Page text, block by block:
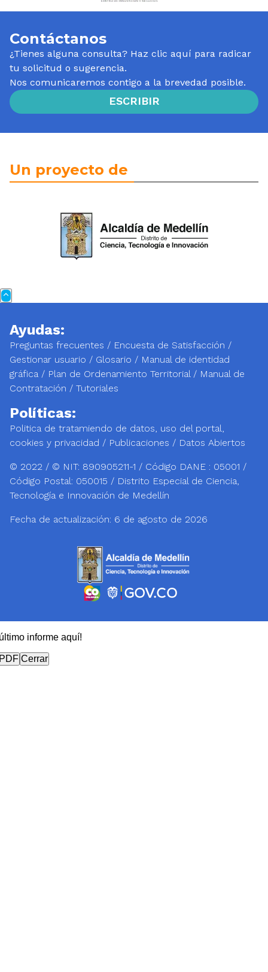
Contáctanos
¿Tienes alguna consulta? Haz clic aquí para radicar
tu solicitud o sugerencia.
Nos comunicaremos contigo a la brevedad posible.
ESCRIBIR
Un proyecto de
Ayudas:
Preguntas frecuentes / Encuesta de Satisfacción /
Gestionar usuario / Glosario / Manual de identidad
gráfica / Plan de Ordenamiento Territorial / Manual de
Contratación / Tutoriales
Políticas:
Politica de tratamiendo de datos, uso del portal,
cookies y privacidad / Publicaciones / Datos Abiertos
© 2022 / © NIT: 890905211-1 / Código DANE : 05001 /
Código Postal: 050015 / Distrito Especial de Ciencia,
Tecnología e Innovación de Medellín
Fecha de actualización: 6 de agosto de 2026
informe aquí!
Cerrar